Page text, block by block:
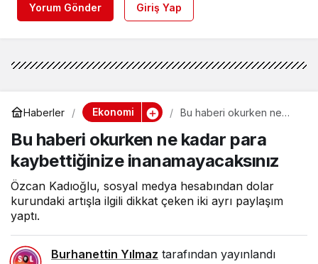
Yorum Gönder Giriş Yap
Haberler Ekonomi
Bu haberi okurken ne
inanamayacaksınız
Bu haberi okurken ne kadar para
kaybettiğinize inanamayacaksınız
Özcan Kadıoğlu, sosyal medya hesabından dolar
kurundaki artışla ilgili dikkat çeken iki ayrı paylaşım
yaptı.
Burhanettin Yılmaz tarafından yayınlandı